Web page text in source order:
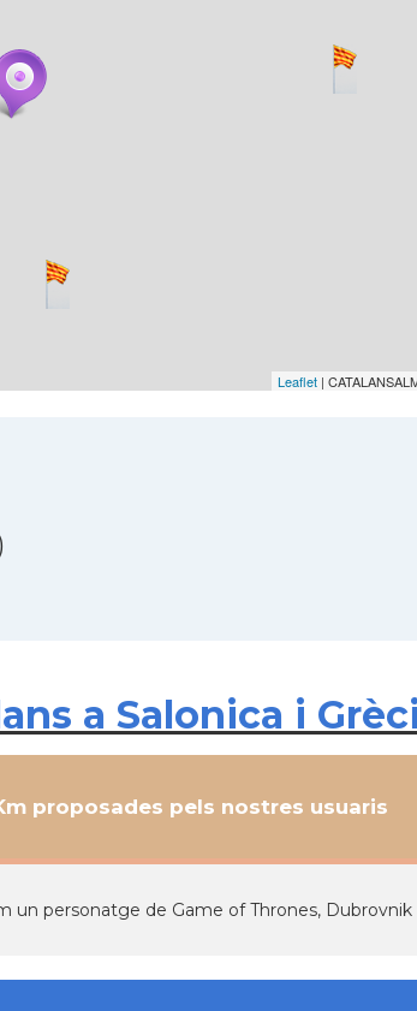
Leaflet |
a Salonica i
proposades pels nostres usuaris
un personatge de Game of Thrones, Dubrovnik